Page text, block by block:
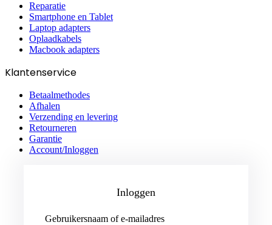
Reparatie
Smartphone en Tablet
Laptop adapters
Oplaadkabels
Macbook adapters
Klantenservice
Betaalmethodes
Afhalen
Verzending en levering
Retourneren
Garantie
Account/Inloggen
Gebruikersnaam of e-mailadres